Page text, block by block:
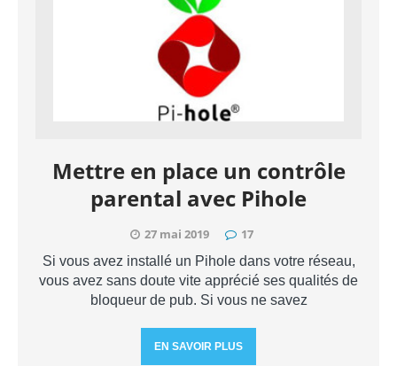
Mettre en place un contrôle
parental avec Pihole
27 mai 2019 17
Si vous avez installé un Pihole dans votre réseau,
vous avez sans doute vite apprécié ses qualités de
bloqueur de pub. Si vous ne savez
EN SAVOIR PLUS